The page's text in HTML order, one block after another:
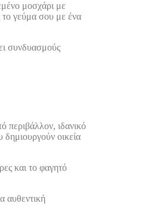
μοσχάρι με
το γεύμα σου με ένα
συνδυασμούς
περιβάλλον, ιδανικό
δημιουργούν οικεία
και το φαγητό
αυθεντική